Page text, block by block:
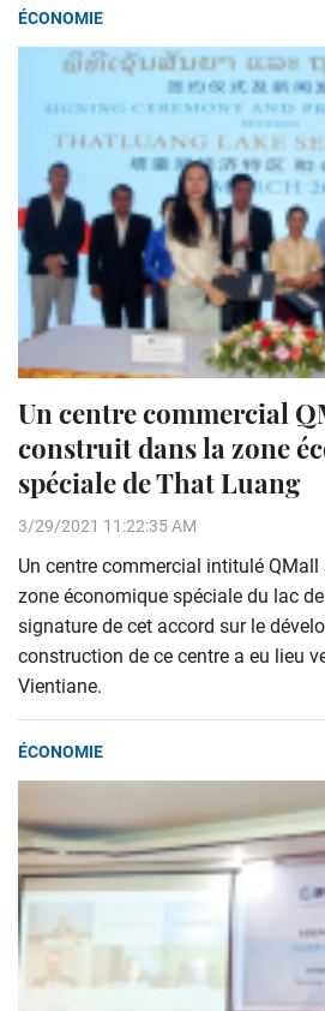
ÉCONOMIE
Un centre commercial
construit dans la zone
spéciale de That Luang
3/29/2021 11:22:35 AM
Un centre commercial intitulé
zone économique spéciale du lac
signature de cet accord sur le
construction de ce centre a eu lieu
Vientiane.
ÉCONOMIE